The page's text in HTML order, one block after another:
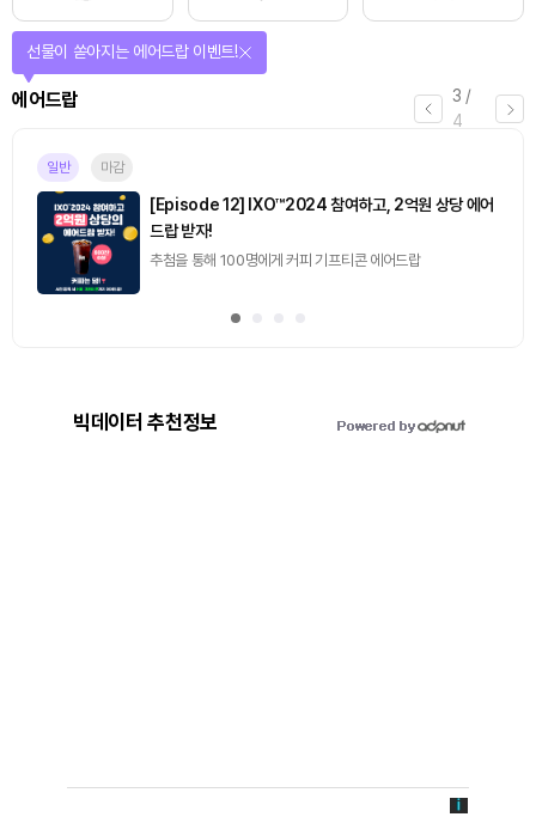
4 /
4
퀴즈
퀴즈풀고 선물 받자!
마감
[토큰포스트] 기사 퀴즈 658회차
2026.08.07 (금) ~ 2026.08.08 (토)
빅데이터 추천정보